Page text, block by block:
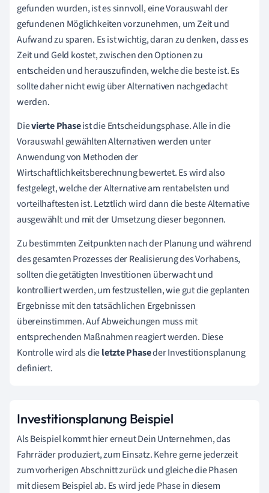
gefunden wurden, ist es sinnvoll, eine Vorauswahl der
gefundenen Möglichkeiten vorzunehmen, um Zeit und
Aufwand zu sparen. Es ist wichtig, daran zu denken, dass es
Zeit und Geld kostet, zwischen den Optionen zu
entscheiden und herauszufinden, welche die beste ist. Es
sollte daher nicht ewig über Alternativen nachgedacht
werden.
Dievierte Phaseist die Entscheidungsphase. Alle in die
Vorauswahl gewählten Alternativen werden unter
Anwendung von Methoden der
Wirtschaftlichkeitsberechnung bewertet. Es wird also
festgelegt, welche der Alternative am rentabelsten und
vorteilhaftesten ist. Letztlich wird dann die beste Alternative
ausgewählt und mit der Umsetzung dieser begonnen.
Zu bestimmten Zeitpunkten nach der Planung und während
des gesamten Prozesses der Realisierung des Vorhabens,
sollten die getätigten Investitionen überwacht und
kontrolliert werden, um festzustellen, wie gut die geplanten
Ergebnisse mit den tatsächlichen Ergebnissen
übereinstimmen. Auf Abweichungen muss mit
entsprechenden Maßnahmen reagiert werden. Diese
Kontrolle wird als dieletzte Phaseder Investitionsplanung
definiert.
Investitionsplanung Beispiel
Als Beispiel kommt hier erneut Dein Unternehmen, das
Fahrräder produziert, zum Einsatz. Kehre gerne jederzeit
zum vorherigen Abschnitt zurück und gleiche die Phasen
mit diesem Beispiel ab. Es wird jede Phase in diesem